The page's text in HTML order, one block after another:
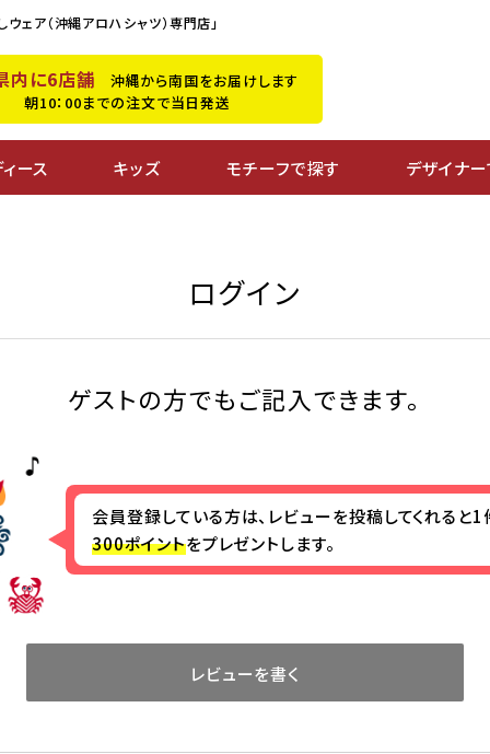
ェア（沖縄アロハシャツ）専門店」
内に6店舗 沖縄から南国をお届けします
朝10：00までの注文で当日発送
ース キッズ モチーフで探す デザイナ
ログイン
ゲストの方でもご記入できます。
会員登録している方は、レビューを投稿してくれると1
300ポイントをプレゼントします。
レビューを書く